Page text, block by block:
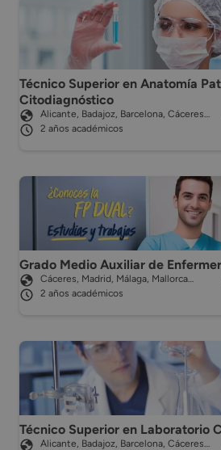
Técnico Superior en Anatomía
Citodiagnóstico
Alicante, Badajoz, Barcelona, Cáceres…
2 años académicos
Grado Medio Auxiliar de
Cáceres, Madrid, Málaga, Mallorca…
2 años académicos
Técnico Superior en Laboratorio
Alicante, Badajoz, Barcelona, Cáceres…